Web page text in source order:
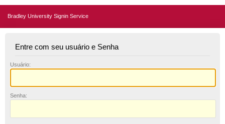
Bradley University Signin Service
Entre com seu usuário e Senha
Usuário:
Senha: